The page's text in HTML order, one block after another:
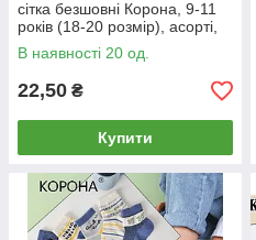
сітка безшовні Корона, 9-11
років (18-20 розмір), асорті,
401-3
В наявності 20 од.
22,50 ₴
Купити